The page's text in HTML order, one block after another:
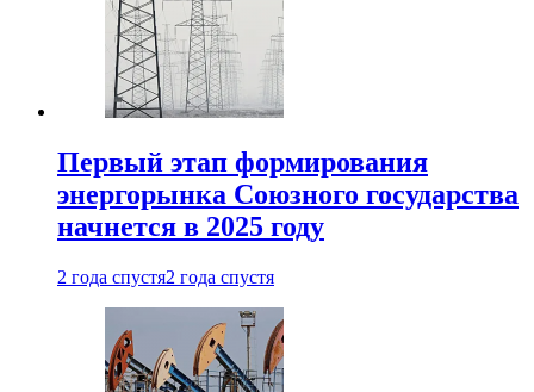
Первый этап формирования
энергорынка Союзного государства
начнется в 2025 году
2 года спустя2 года спустя